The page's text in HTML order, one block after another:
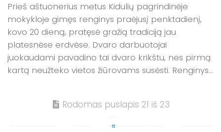
Prieš aštuonerius metus Kidulių pagrindinėje
mokykloje gimęs renginys praėjusį penktadienį,
kovo 20 dieną, pratęsė gražią tradiciją jau
platesnėse erdvėse. Dvaro darbuotojai
juokaudami pavadino tai dvaro krikštu, nes pirmą
kartą neužteko vietos žiūrovams susėsti. Renginys...
Rodomas puslapis 21 iš 23
«